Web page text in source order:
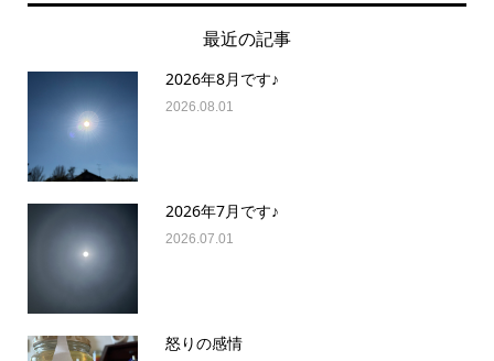
最近の記事
2026年8月です♪
2026.08.01
2026年7月です♪
2026.07.01
怒りの感情